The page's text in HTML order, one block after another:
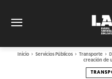
Inicio Servicios Públicos Transporte
creación de